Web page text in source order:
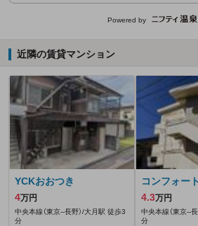
Powered by
近隣の賃貸マンション
YCKおおつき
4万円
中央本線（東京--長野）/大月駅 徒歩3
分
コンフォー
4.3万円
中央本線（東京--
分